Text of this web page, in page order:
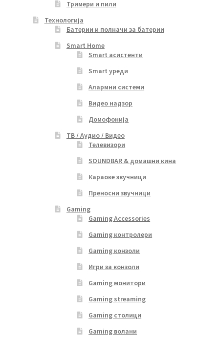
Тримери и пили
Технологија
Батерии и полначи за батерии
Smart Home
Smart асистенти
Smart уреди
Алармни системи
Видео надзор
Домофонија
ТВ / Аудио / Видео
Телевизори
SOUNDBAR & домашни кина
Караоке звучници
Преносни звучници
Gaming
Gaming Accessories
Gaming контролери
Gaming конзоли
Игри за конзоли
Gaming монитори
Gaming streaming
Gaming столици
Gaming волани